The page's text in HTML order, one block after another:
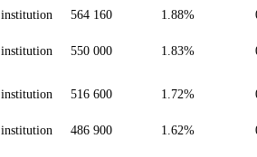
institution 564 160 1.88%
institution 550 000 1.83%
institution 516 600 1.72%
institution 486 900 1.62%